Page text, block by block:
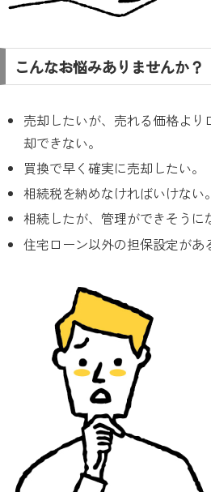
こんなお悩みありませんか？
売却したいが、売れる価格よ
却できない。
買換で早く確実に売却したい。
相続税を納めなければいけない。
相続したが、管理ができそうに
住宅ローン以外の担保設定があ